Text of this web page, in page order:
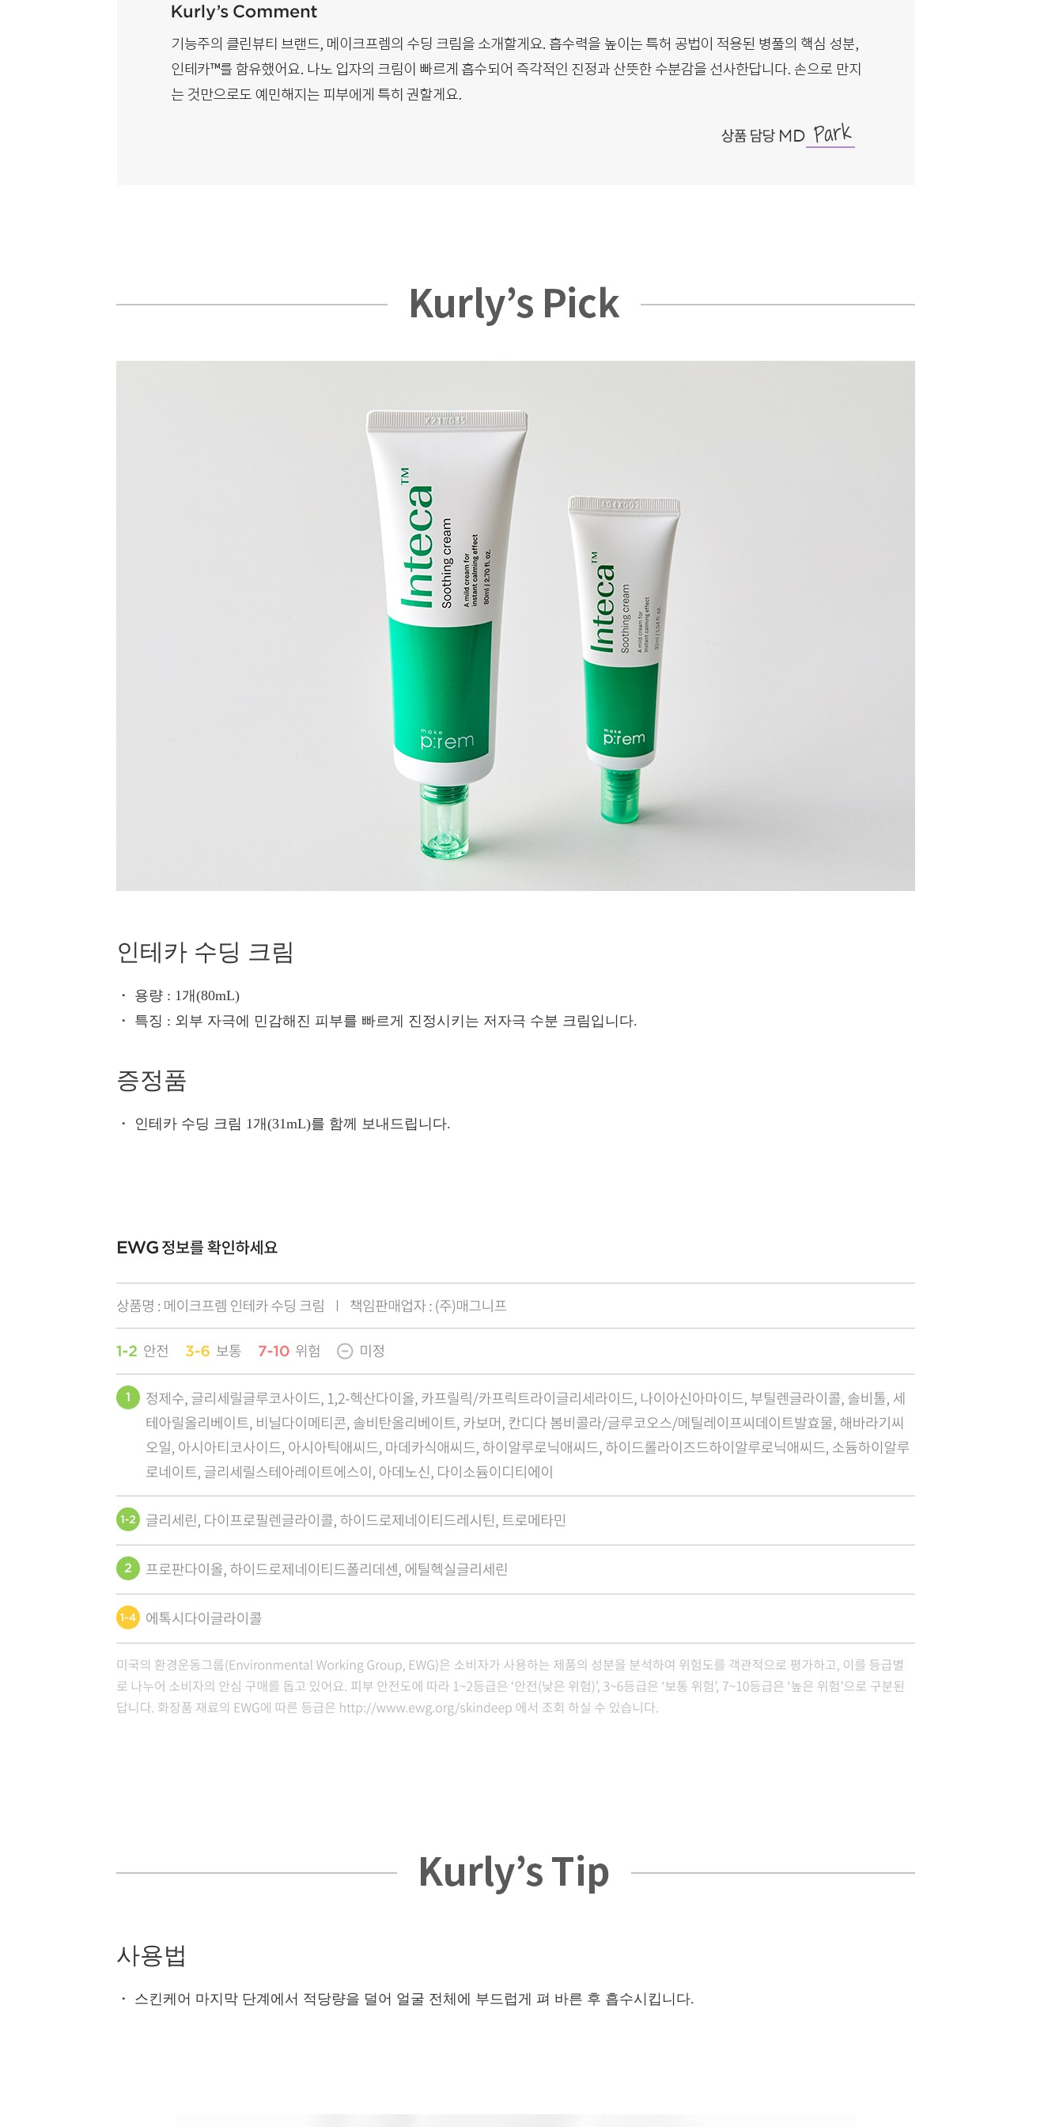
인테카 수딩 크림
・ 용량 : 1개(80mL)
・ 특징 : 외부 자극에 민감해진 피부를 빠르게 진정시키는 저자극 수분 크림입니다.
증정품
・ 인테카 수딩 크림 1개(31mL)를 함께 보내드립니다.
사용법
・ 스킨케어 마지막 단계에서 적당량을 덜어 얼굴 전체에 부드럽게 펴 바른 후 흡수시킵니다.